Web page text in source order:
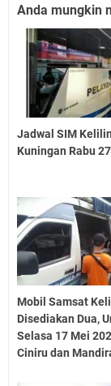
Anda mungkin
Jadwal SIM
Kuningan Rabu
Mobil Samsat
Disediakan Dua,
Selasa 17 Mei
Ciniru dan